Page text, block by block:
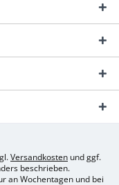
Versandkosten und ggf.
beschrieben.
Wochentagen und bei